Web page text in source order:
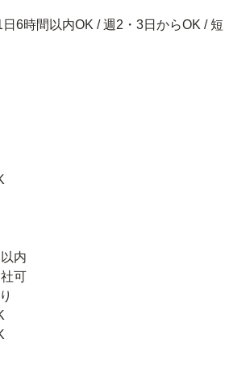
日6時間以内OK / 週2・3日からOK / 短
内
可